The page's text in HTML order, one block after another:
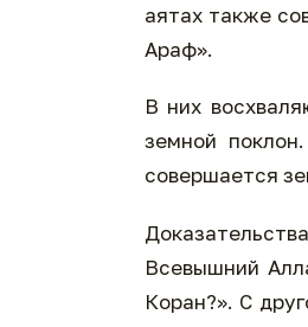
аятах также
Араф».
В них
земной
совершается
Всевышний
Коран?». С